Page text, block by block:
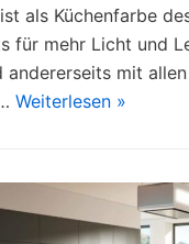
als Küchenfarbe
für mehr Licht und
andererseits mit
Weiterlesen »